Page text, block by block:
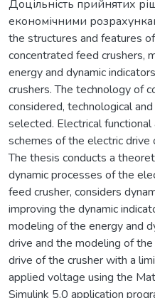
Доцільність прийнятих
економічними
the structures and features
concentrated feed crushers,
energy and dynamic
crushers. The technology of
considered, technological
selected. Electrical
schemes of the electric
The thesis conducts a
dynamic processes of the
feed crusher, considers
improving the dynamic
modeling of the energy and
drive and the modeling of
drive of the crusher with a
applied voltage using the
Simulink 5.0 application